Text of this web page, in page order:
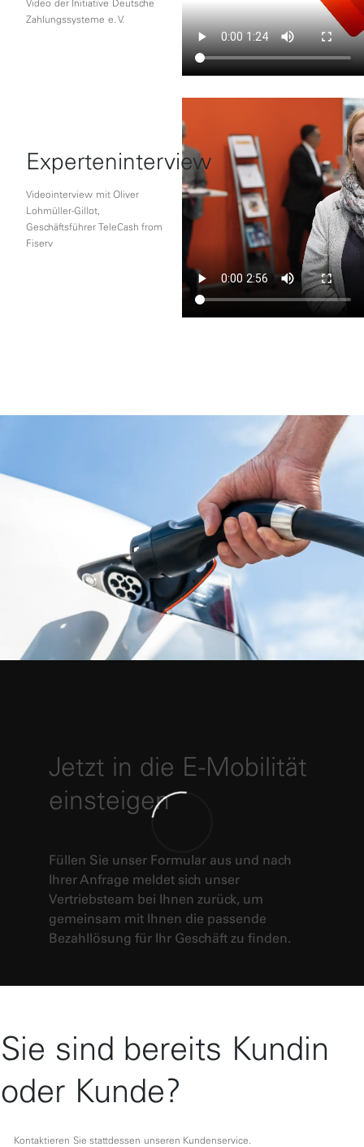
Video der Initiative Deutsche
Zahlungssysteme e. V.
Experteninterview
Videointerview mit Oliver
Lohmüller-Gillot,
Geschäftsführer TeleCash from
Fiserv
Jetzt in die E-Mobilität
einsteigen
Füllen Sie unser Formular aus und nach
Ihrer Anfrage meldet sich unser
Vertriebsteam bei Ihnen zurück, um
gemeinsam mit Ihnen die passende
Bezahllösung für Ihr Geschäft zu finden.
Sie sind bereits Kundin
oder Kunde?
Kontaktieren Sie stattdessen unseren Kundenservice.